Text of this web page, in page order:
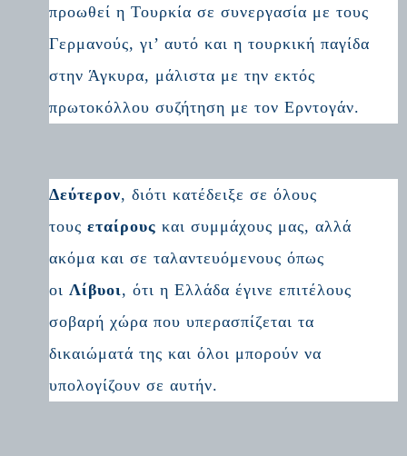
προωθεί η Τουρκία σε συνεργασία με τους
Γερμανούς, γι’ αυτό και η τουρκική παγίδα
στην Άγκυρα, μάλιστα με την εκτός
πρωτοκόλλου συζήτηση με τον Ερντογάν.
Δεύτερον, διότι κατέδειξε σε όλους
τουςεταίρους και συμμάχους μας, αλλά
ακόμα και σε ταλαντευόμενους όπως
οι Λίβυοι, ότι η Ελλάδα έγινε επιτέλους
σοβαρή χώρα που υπερασπίζεται τα
δικαιώματά της και όλοι μπορούν να
υπολογίζουν σε αυτήν.